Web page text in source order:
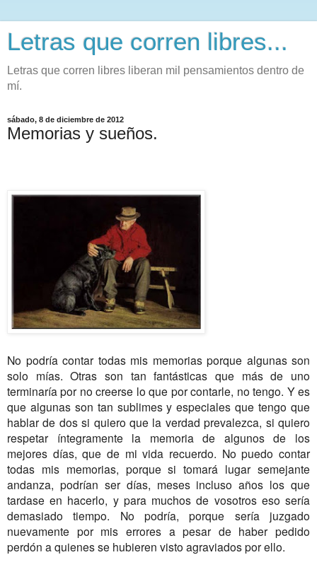
Letras que corren libres...
Letras que corren libres liberan mil pensamientos dentro de
mí.
sábado, 8 de diciembre de 2012
Memorias y sueños.
No podría contar todas mis memorias porque algunas son
solo mías. Otras son tan fantásticas que más de uno
terminaría por no creerse lo que por contarle, no tengo. Y es
que algunas son tan sublimes y especiales que tengo que
hablar de dos si quiero que la verdad prevalezca, si quiero
respetar íntegramente la memoria de algunos de los
mejores días, que de mi vida recuerdo. No puedo contar
todas mis memorias, porque si tomará lugar semejante
andanza, podrían ser días, meses incluso años los que
tardase en hacerlo, y para muchos de vosotros eso sería
demasiado tiempo. No podría, porque sería juzgado
nuevamente por mis errores a pesar de haber pedido
perdón a quienes se hubieren visto agraviados por ello.